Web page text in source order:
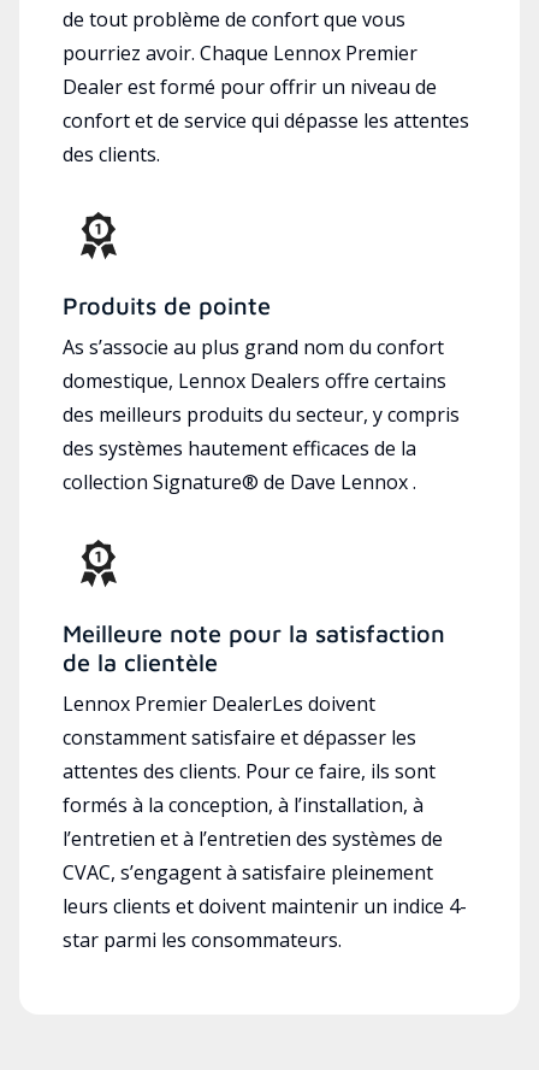
de tout problème de confort que vous
pourriez avoir. Chaque Lennox Premier
Dealer est formé pour offrir un niveau de
confort et de service qui dépasse les attentes
des clients.
Produits de pointe
As s’associe au plus grand nom du confort
domestique, Lennox Dealers offre certains
des meilleurs produits du secteur, y compris
des systèmes hautement efficaces de la
collection Signature® de Dave Lennox .
Meilleure note pour la satisfaction
de la clientèle
Lennox Premier DealerLes doivent
constamment satisfaire et dépasser les
attentes des clients. Pour ce faire, ils sont
formés à la conception, à l’installation, à
l’entretien et à l’entretien des systèmes de
CVAC, s’engagent à satisfaire pleinement
leurs clients et doivent maintenir un indice 4-
star parmi les consommateurs.